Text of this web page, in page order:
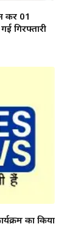
कर 01
गिरफ्तारी
का किया